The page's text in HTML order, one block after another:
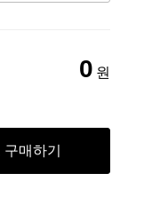
0 원
구매하기